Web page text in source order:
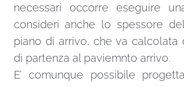
necessari occorre eseguire
consideri anche lo spessore
piano di arrivo, che va calcolata
di partenza al paviemnto arrivo.
E’ comunque possibile